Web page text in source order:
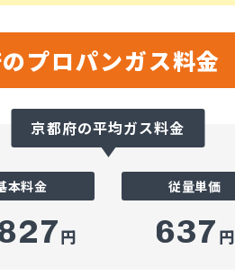
プロパンガス料金
京都府の平均ガス料金
本料金
円
従量単価
637 円